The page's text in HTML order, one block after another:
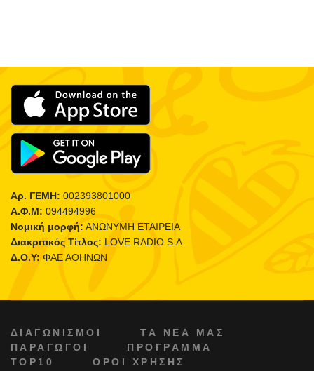
Αρ. ΓΕΜΗ: 002393801000
Α.Φ.Μ: 094494996
Νομική μορφή: ΑΝΩΝΥΜΗ ΕΤΑΙΡΕΙΑ
Διακριτικός Τίτλος: LOVE RADIO S.A
Δ.Ο.Υ: ΦΑΕ ΑΘΗΝΩΝ
ΔΙΑΓΩΝΙΣΜΟΙ
ΤΑ ΝΕΑ ΜΑΣ
ΠΑΡΑΓΩΓΟΙ
ΠΡΟΓΡΑΜΜΑ
TOP10
ΟΡΟΙ ΧΡΗΣΗΣ